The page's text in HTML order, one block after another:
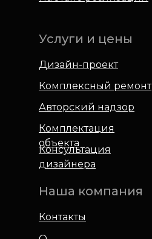
Услуги и цены
Дизайн-проект
Комплексный ремонт
Авторский надзор
Наша компания
Контакты
Комплектация
объекта
Консультация
дизайнера